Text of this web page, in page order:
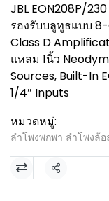
JBL EON208P/
รองรับบลูทูธแบบ
Class D
แหลม 1นิ้ว
Sources, Built-In
1/4″ Inputs
หมวดหมู่:
ลำโพงพกพา ลำโพงล้
แชร์